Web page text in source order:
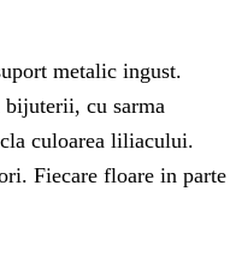
metalic ingust.
bijuterii, cu sarma
culoarea liliacului.
Fiecare floare in parte